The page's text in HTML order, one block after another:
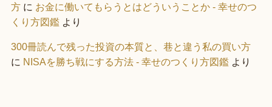
方に お金に働いてもらうとはどういうことか - 幸せのつ
くり方図鑑より
300冊読んで残った投資の本質と、巷と違う私の買い方
に NISAを勝ち戦にする方法 - 幸せのつくり方図鑑より